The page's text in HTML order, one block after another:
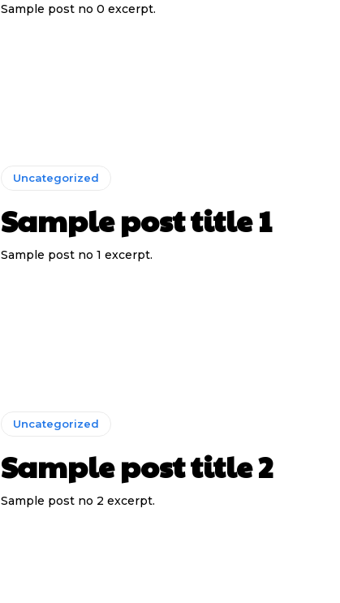
Sample post no 0 excerpt.
Uncategorized
Sample post title 1
Sample post no 1 excerpt.
Uncategorized
Sample post title 2
Sample post no 2 excerpt.